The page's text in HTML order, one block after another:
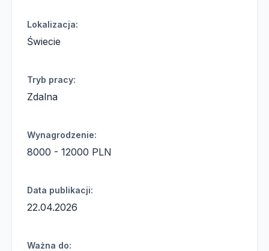
Lokalizacja:
Świecie
Tryb pracy:
Zdalna
Wynagrodzenie:
8000 - 12000 PLN
Data publikacji:
22.04.2026
Ważna do: